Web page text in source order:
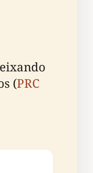
(PRC